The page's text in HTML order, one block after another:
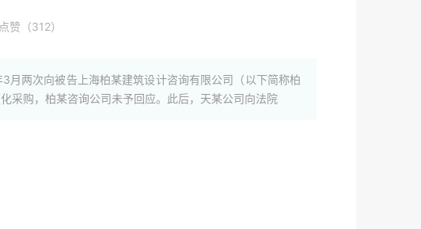
点赞（312）
两次向被告上海柏某建筑设计咨询有限公司（以下简称柏
采购，柏某咨询公司未予回应。此后，天某公司向法院